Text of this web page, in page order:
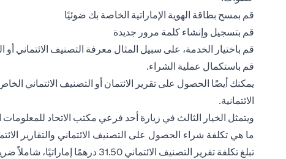
قم بمسح بطاقة الهوية الإماراتية الخاصة بك ضوئيًا
قم بتسجيل وإنشاء كلمة مرور جديدة
قم باختيار الخدمة، على سبيل المثال معرفة التصنيف الائتماني أو
قم باستكمال عملية الشراء.
يمكنك أيضًا الحصول على تقرير الائتمان أو التصنيف الائتماني
الائتمانية.
ويتمثل الخيار الثالث في زيارة أحد فرعي مكتب الاتحاد للمعلومات
ما هي تكلفة شراء الحصول على التصنيف الائتماني والتقارير
تبلغ تكلفة تقرير التصنيف الائتماني